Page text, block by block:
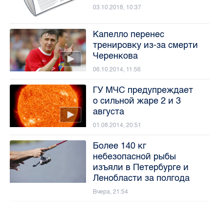
03.10.2018, 10:37
Капелло перенес
тренировку из-за смерти
Черенкова
06.10.2014, 11:56
ГУ МЧС предупреждает
о сильной жаре 2 и 3
августа
01.08.2014, 20:51
Более 140 кг
небезопасной рыбы
изъяли в Петербурге и
Ленобласти за полгода
Вчера, 21:54